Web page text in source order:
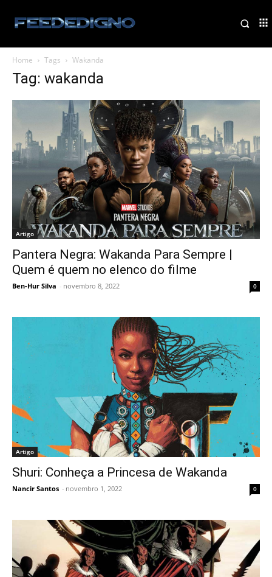
Home Tags Wakanda
Tag: wakanda
Artigo
Pantera Negra: Wakanda Para Sempre |
Quem é quem no elenco do filme
Ben-Hur Silva - novembro 8, 2022 0
Artigo
Shuri: Conheça a Princesa de Wakanda
Nancir Santos - novembro 1, 2022 0